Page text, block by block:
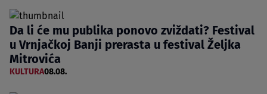
Da li će mu publika ponovo zviždati? Festival
u Vrnjačkoj Banji prerasta u festival Željka
Mitrovića
KULTURA08.08.